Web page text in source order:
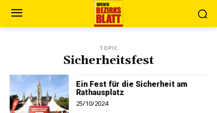
TOPIC
Sicherheitsfest
Ein Fest für die Sicherheit am
Rathausplatz
25/10/2024